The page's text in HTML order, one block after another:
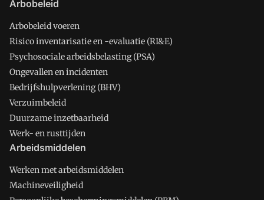
Arbobeleid
Arbobeleid voeren
Risico inventarisatie en -evaluatie (RI&E)
Psychosociale arbeidsbelasting (PSA)
Ongevallen en incidenten
Bedrijfshulpverlening (BHV)
Verzuimbeleid
Duurzame inzetbaarheid
Werk- en rusttijden
Arbeidsmiddelen
Werken met arbeidsmiddelen
Machineveiligheid